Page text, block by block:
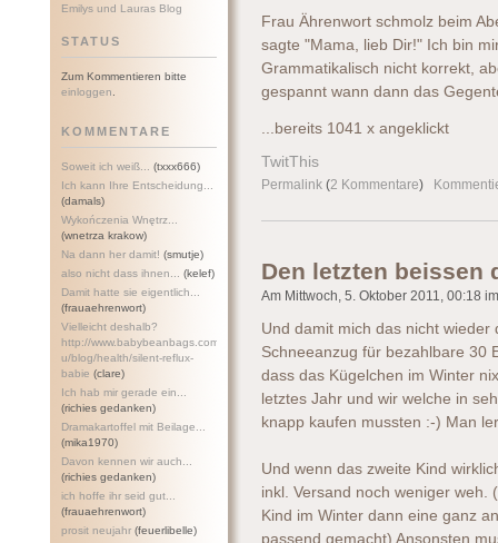
Emilys und Lauras Blog
STATUS
Zum Kommentieren bitte
einloggen
KOMMENTARE
Soweit ich weiß...
(txxx666)
Ich kann Ihre Entscheidung...
(damals)
Wykończenia Wnętrz...
(wnetrza krakow)
Na dann her damit! (smutje)
also nicht dass ihnen...
(kelef)
Damit hatte sie eigentlich...
(frauaehrenwort)
Vielleicht deshalb?
http://www.babybeanbags.com.a
u/blog/health/silent-reflux-
babie (clare)
Ich hab mir gerade ein...
(richies gedanken)
Dramakartoffel mit Beilage...
(mika1970)
Davon kennen wir auch...
(richies gedanken)
ich hoffe ihr seid gut...
(frauaehrenwort)
prosit neujahr (feuerlibelle)
Frau Ährenwort schmolz beim
sagte "Mama, lieb Dir!" Ich bin
Grammatikalisch nicht korrekt,
gespannt wann dann das
...bereits 1041 x angeklickt
TwitThis
Permalink (2 Kommentare)
Den letzten beissen
Am Mittwoch, 5. Oktober 2011, 00:18
Und damit mich das nicht
Schneeanzug für bezahlbare 30
dass das Kügelchen im Winter
letztes Jahr und wir welche in
knapp kaufen mussten :-) Man
Und wenn das zweite Kind
inkl. Versand noch weniger weh.
Kind im Winter dann eine ganz
passend gemacht) Ansonsten